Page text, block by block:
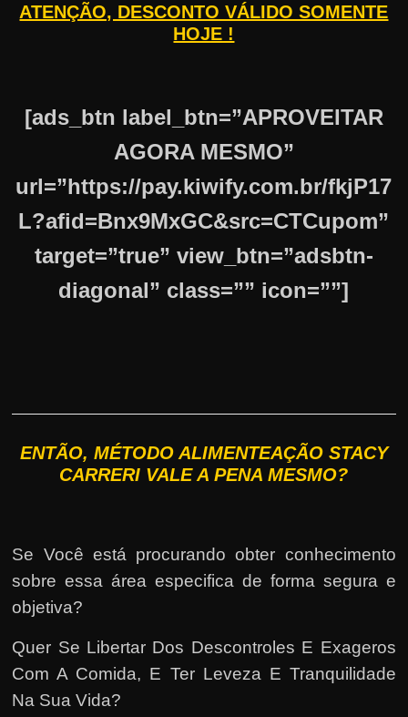
ATENÇÃO, DESCONTO VÁLIDO SOMENTE
HOJE !
[ads_btn label_btn=”APROVEITAR
AGORA MESMO”
url=”https://pay.kiwify.com.br/fkjP17
L?afid=Bnx9MxGC&src=CTCupom”
target=”true” view_btn=”adsbtn-
diagonal” class=”” icon=””]
ENTÃO, MÉTODO ALIMENTEAÇÃO STACY
CARRERI VALE A PENA MESMO?
Se Você está procurando obter conhecimento
sobre essa área especifica de forma segura e
objetiva?
Quer Se Libertar Dos Descontroles E Exageros
Com A Comida, E Ter Leveza E Tranquilidade
Na Sua Vida?